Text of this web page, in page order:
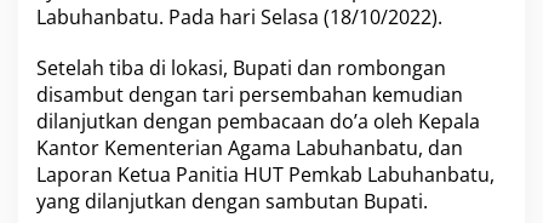
p
H
a
r
i
J
d
Labuhanbatu. Pada hari Selasa (18/10/2022).
Setelah tiba di lokasi, Bupati dan rombongan
disambut dengan tari persembahan kemudian
dilanjutkan dengan pembacaan do’a oleh Kepala
Kantor Kementerian Agama Labuhanbatu, dan
Laporan Ketua Panitia HUT Pemkab Labuhanbatu,
yang dilanjutkan dengan sambutan Bupati.